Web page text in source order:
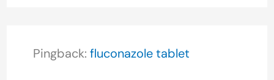
Pingback: fluconazole tablet